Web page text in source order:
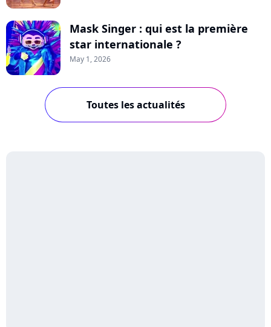
Mask Singer : qui est la première
star internationale ?
May 1, 2026
Toutes les actualités